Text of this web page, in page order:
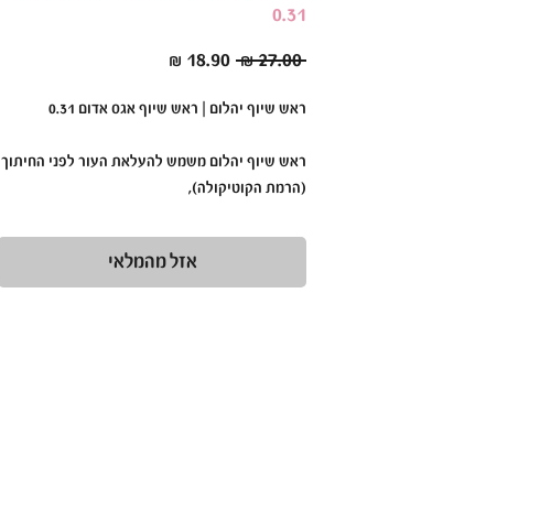
0.31
‏27.00 ‏₪
מחיר
ראש שיוף יהלום | ראש שיוף אגס אדום 0.31
ראש שיוף יהלום משמש להעלאת העור לפני החיתוך
(הרמת הקוטיקולה),
החומר.
ראשי מניקור מצופים יהלום, הראשים החזקים
אזל מהמלאי